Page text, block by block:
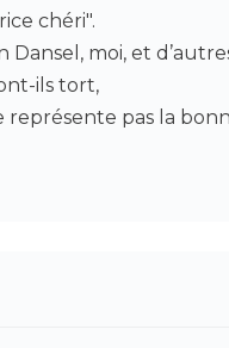
chéri".
Dansel, moi, et
ils tort,
représente pas la